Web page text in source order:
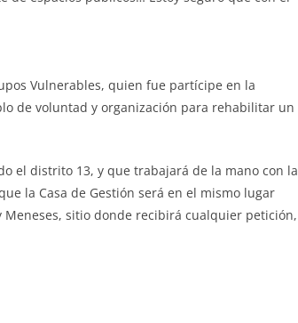
Vulnerables, quien fue partícipe en la
de voluntad y organización para rehabilitar un
el distrito 13, y que trabajará de la mano con la
la Casa de Gestión será en el mismo lugar
Meneses, sitio donde recibirá cualquier petición,